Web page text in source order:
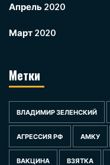
Апрель 2020
Март 2020
Метки
ВЛАДИМИР ЗЕЛЕНСКИЙ
АГРЕССИЯ РФ АМКУ
ВАКЦИНА ВЗЯТКА